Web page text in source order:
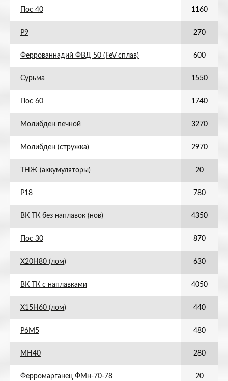
Пос 40 1160
Р9 270
Феррованнадий ФВД 50 (FeV сплав) 600
Сурьма 1550
Пос 60 1740
Молибден печной 3270
Молибден (стружка) 2970
ТНЖ (аккумуляторы) 20
Р18 780
ВК ТК без наплавок (нов) 4350
Пос 30 870
Х20Н80 (лом) 630
ВК ТК с наплавками 4050
Х15Н60 (лом) 440
Р6М5 480
МН40 280
Ферромарганец ФМн-70-78 20